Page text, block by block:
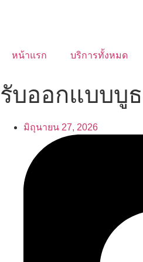
หน้าแรก บริการทั้งหมด
รับออกแบบบู
มิถุนายน 27, 2026